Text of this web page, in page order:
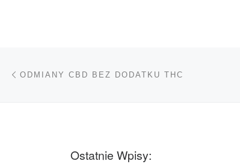
Nawigacja wpisu
ODMIANY CBD BEZ DODATKU THC
Ostatnie Wpisy: